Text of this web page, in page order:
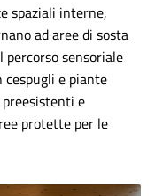
spaziali interne,
ad aree di sosta
percorso sensoriale
cespugli e piante
e
protette per le